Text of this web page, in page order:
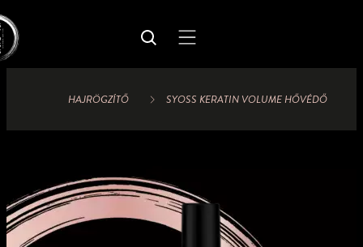
HAJRÖGZÍTŐ SYOSS KERATIN VOLUME HŐVÉDŐ